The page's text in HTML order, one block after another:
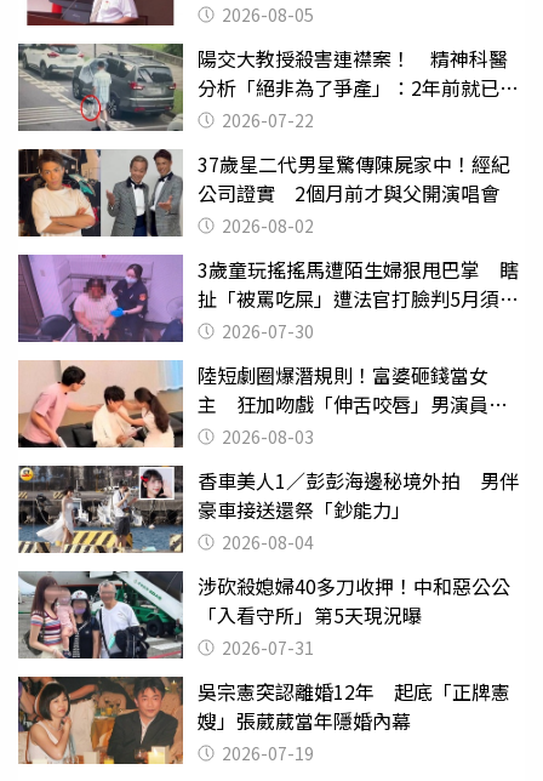
2026-08-05
陽交大教授殺害連襟案！ 精神科醫
分析「絕非為了爭產」：2年前就已言
行詭異
2026-07-22
37歲星二代男星驚傳陳屍家中！經紀
公司證實 2個月前才與父開演唱會
2026-08-02
3歲童玩搖搖馬遭陌生婦狠甩巴掌 瞎
扯「被罵吃屎」遭法官打臉判5月須入
監 2026-07-30
陸短劇圈爆潛規則！富婆砸錢當女
主 狂加吻戲「伸舌咬唇」男演員崩
潰 2026-08-03
香車美人1／彭彭海邊秘境外拍 男伴
豪車接送還祭「鈔能力」
2026-08-04
涉砍殺媳婦40多刀收押！中和惡公公
「入看守所」第5天現況曝
2026-07-31
吳宗憲突認離婚12年 起底「正牌憲
嫂」張葳葳當年隱婚內幕
2026-07-19